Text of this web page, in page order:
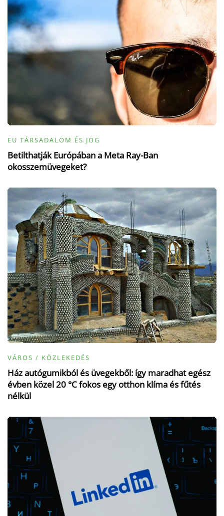
EU TÁRSADALOM ÉS JOG
Betilthatják Európában a Meta Ray-Ban
okosszemüvegeket?
VÁROS / KÖZLEKEDÉS
Ház autógumikból és üvegekből: így maradhat egész
évben közel 20 °C fokos egy otthon klíma és fűtés
nélkül